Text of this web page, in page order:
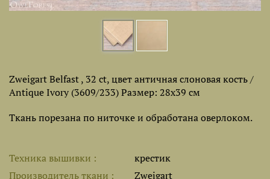
Zweigart Belfast , 32 ct, цвет античная слоновая кость /
Antique Ivory (3609/233) Размер: 28х39 см
Ткань порезана по ниточке и обработана оверлоком.
Техника вышивки
крестик
Производитель ткани
Zweigart